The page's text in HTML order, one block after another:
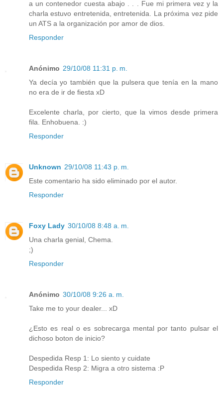
a un contenedor cuesta abajo . . . Fue mi primera vez y la
charla estuvo entretenida, entretenida. La próxima vez pide
un ATS a la organización por amor de dios.
Responder
Anónimo 29/10/08 11:31 p. m.
Ya decía yo también que la pulsera que tenía en la mano
no era de ir de fiesta xD
Excelente charla, por cierto, que la vimos desde primera
fila. Enhobuena. :)
Responder
Unknown 29/10/08 11:43 p. m.
Este comentario ha sido eliminado por el autor.
Responder
Foxy Lady 30/10/08 8:48 a. m.
Una charla genial, Chema.
;)
Responder
Anónimo 30/10/08 9:26 a. m.
Take me to your dealer... xD
¿Esto es real o es sobrecarga mental por tanto pulsar el
dichoso boton de inicio?
Despedida Resp 1: Lo siento y cuidate
Despedida Resp 2: Migra a otro sistema :P
Responder